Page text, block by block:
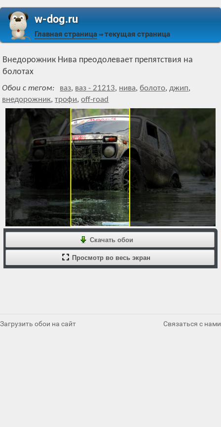
w-dog.ru
Главная страница ⇒ текущая страница
Внедорожник Нива преодолевает препятствия на
болотах
Обои с тегом: ваз, ваз - 21213, нива,болото,джип,
внедорожник,трофи,off-road
Скачать обои
Просмотр во весь экран
Загрузить обои на сайт Связаться с нами